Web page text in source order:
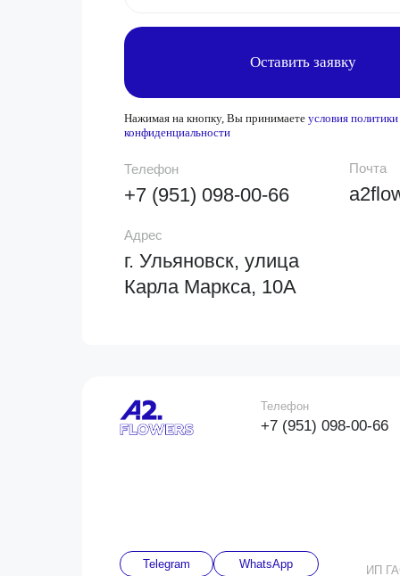
Оставить заявку
Нажимая на кнопку, Вы принимаете условия политики
конфиденциальности
Почта
г. Ульяновск, улица
Карла Маркса, 10А
Адрес
+7 (951) 098-00-66
Телефон
ИП
+7 (951) 098-00-66
Телефон
WhatsApp
Telegram